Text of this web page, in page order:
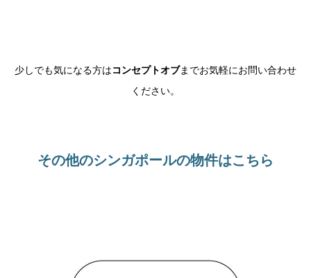
少しでも気になる方はコンセプトオブまでお気軽にお問い合わせ
ください。
その他のシンガポールの物件はこちら